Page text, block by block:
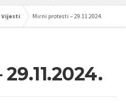
Vijesti Mirni protesti – 29.11.2024.